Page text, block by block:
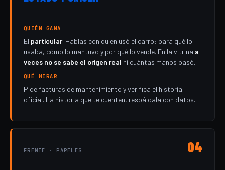
QUIÉN GANA
El particular. Hablas con quien usó el carro: para qué lo
usaba, cómo lo mantuvo y por qué lo vende. En la vitrina a
veces no se sabe el origen real ni cuántas manos pasó.
QUÉ MIRAR
Pide facturas de mantenimiento y verifica el historial
oficial. La historia que te cuenten, respáldala con datos.
FRENTE · PAPELES 04